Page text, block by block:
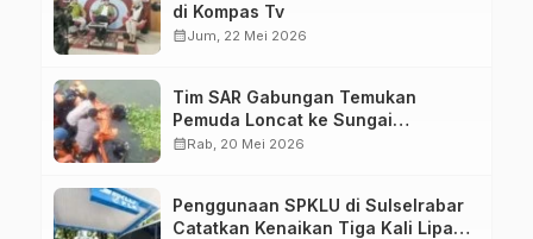
di Kompas Tv
calendar_monthJum, 22 Mei 2026
Tim SAR Gabungan Temukan
Pemuda Loncat ke Sungai
Pampang Makassar
calendar_monthRab, 20 Mei 2026
Penggunaan SPKLU di Sulselrabar
Catatkan Kenaikan Tiga Kali Lipat